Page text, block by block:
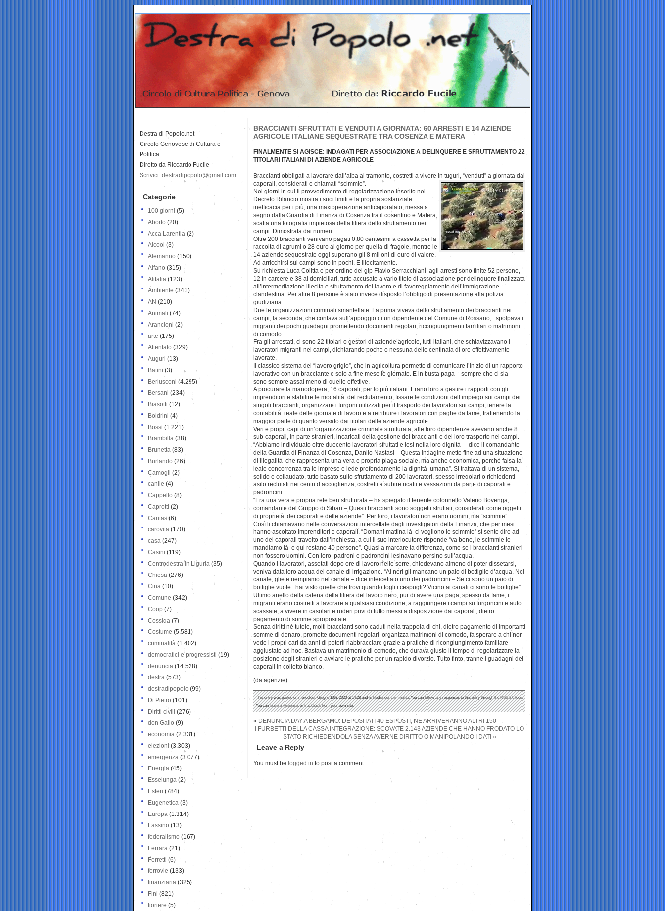
BRACCIANTI SFRUTTATI E VENDUTI A GIORNATA: 60 ARRESTI E 14 AZIENDE
AGRICOLE ITALIANE SEQUESTRATE TRA COSENZA E MATERA
FINALMENTE SI AGISCE: INDAGATI PER ASSOCIAZIONE A DELINQUERE E SFRUTTAMENTO 22
TITOLARI ITALIANI DI AZIENDE AGRICOLE
Braccianti obbligati a lavorare dall’alba al tramonto, costretti a vivere in tuguri, “venduti” a giornata dai
caporali, considerati e chiamati “scimmie”.
Nei giorni in cui il provvedimento di regolarizzazione inserito nel
Decreto Rilancio mostra i suoi limiti e la propria sostanziale
inefficacia per i più, una maxioperazione anticaporalato, messa a
segno dalla Guardia di Finanza di Cosenza fra il cosentino e Matera,
scatta una fotografia impietosa della filiera dello sfruttamento nei
campi. Dimostrata dai numeri.
Oltre 200 braccianti venivano pagati 0,80 centesimi a cassetta per la
raccolta di agrumi o 28 euro al giorno per quella di fragole, mentre le
14 aziende sequestrate oggi superano gli 8 milioni di euro di valore.
Ad arricchirsi sui campi sono in pochi. E illecitamente.
Su richiesta Luca Colitta e per ordine del gip Flavio Serracchiani, agli arresti sono finite 52 persone,
12 in carcere e 38 ai domiciliari, tutte accusate a vario titolo di associazione per delinquere finalizzata
all’intermediazione illecita e sfruttamento del lavoro e di favoreggiamento dell’immigrazione
clandestina. Per altre 8 persone è stato invece disposto l’obbligo di presentazione alla polizia
giudiziaria.
Due le organizzazioni criminali smantellate. La prima viveva dello sfruttamento dei braccianti nei
campi, la seconda, che contava sull’appoggio di un dipendente del Comune di Rossano, spolpava i
migranti dei pochi guadagni promettendo documenti regolari, ricongiungimenti familiari o matrimoni
di comodo.
Fra gli arrestati, ci sono 22 titolari o gestori di aziende agricole, tutti italiani, che schiavizzavano i
lavoratori migranti nei campi, dichiarando poche o nessuna delle centinaia di ore effettivamente
lavorate.
Il classico sistema del “lavoro grigio”, che in agricoltura permette di comunicare l’inizio di un rapporto
lavorativo con un bracciante e solo a fine mese le giornate. E in busta paga – sempre che ci sia –
sono sempre assai meno di quelle effettive.
A procurare la manodopera, 16 caporali, per lo più italiani. Erano loro a gestire i rapporti con gli
imprenditori e stabilire le modalità del reclutamento, fissare le condizioni dell’impiego sui campi dei
singoli braccianti, organizzare i furgoni utilizzati per il trasporto dei lavoratori sui campi, tenere la
contabilità reale delle giornate di lavoro e a retribuire i lavoratori con paghe da fame, trattenendo la
maggior parte di quanto versato dai titolari delle aziende agricole.
Veri e propri capi di un’organizzazione criminale strutturata, alle loro dipendenze avevano anche 8
sub-caporali, in parte stranieri, incaricati della gestione dei braccianti e del loro trasporto nei campi.
“Abbiamo individuato oltre duecento lavoratori sfruttati e lesi nella loro dignità – dice il comandante
della Guardia di Finanza di Cosenza, Danilo Nastasi – Questa indagine mette fine ad una situazione
di illegalità che rappresenta una vera e propria piaga sociale, ma anche economica, perchè falsa la
leale concorrenza tra le imprese e lede profondamente la dignità umana”. Si trattava di un sistema,
solido e collaudato, tutto basato sullo sfruttamento di 200 lavoratori, spesso irregolari o richiedenti
asilo reclutati nei centri d’accoglienza, costretti a subire ricatti e vessazioni da parte di caporali e
padroncini.
“Era una vera e propria rete ben strutturata – ha spiegato il tenente colonnello Valerio Bovenga,
comandante del Gruppo di Sibari – Questi braccianti sono soggetti sfruttati, considerati come oggetti
di proprietà dei caporali e delle aziende”. Per loro, i lavoratori non erano uomini, ma “scimmie”.
Così li chiamavano nelle conversazioni intercettate dagli investigatori della Finanza, che per mesi
hanno ascoltato imprenditori e caporali. “Domani mattina là ci vogliono le scimmie” si sente dire ad
uno dei caporali travolto dall’inchiesta, a cui il suo interlocutore risponde “va bene, le scimmie le
mandiamo là e qui restano 40 persone”. Quasi a marcare la differenza, come se i braccianti stranieri
non fossero uomini. Con loro, padroni e padroncini lesinavano persino sull’acqua.
Quando i lavoratori, assetati dopo ore di lavoro nelle serre, chiedevano almeno di poter dissetarsi,
veniva data loro acqua del canale di irrigazione. “Ai neri gli mancano un paio di bottiglie d’acqua. Nel
canale, gliele riempiamo nel canale – dice intercettato uno dei padroncini – Se ci sono un paio di
bottiglie vuote.. hai visto quelle che trovi quando togli i cespugli? Vicino ai canali ci sono le bottiglie”.
Ultimo anello della catena della filiera del lavoro nero, pur di avere una paga, spesso da fame, i
migranti erano costretti a lavorare a qualsiasi condizione, a raggiungere i campi su furgoncini e auto
scassate, a vivere in casolari e ruderi privi di tutto messi a disposizione dai caporali, dietro
pagamento di somme spropositate.
Senza diritti nè tutele, molti braccianti sono caduti nella trappola di chi, dietro pagamento di importanti
somme di denaro, promette documenti regolari, organizza matrimoni di comodo, fa sperare a chi non
vede i propri cari da anni di poterli riabbracciare grazie a pratiche di ricongiungimento familiare
aggiustate ad hoc. Bastava un matrimonio di comodo, che durava giusto il tempo di regolarizzare la
posizione degli stranieri e avviare le pratiche per un rapido divorzio. Tutto finto, tranne i guadagni dei
caporali in colletto bianco.
(da agenzie)
This entry was posted on mercoledì, Giugno 10th, 2020 at 14:28 and is filed undercriminalità. You can follow any responses to this entry through theRSS 2.0feed.
You canleave a response, ortrackbackfrom your own site.
« DENUNCIA DAY A BERGAMO: DEPOSITATI 40 ESPOSTI, NE ARRIVERANNO ALTRI 150
I FURBETTI DELLA CASSA INTEGRAZIONE: SCOVATE 2.143 AZIENDE CHE HANNO FRODATO LO
STATO RICHIEDENDOLA SENZA AVERNE DIRITTO O MANIPOLANDO I DATI »
Leave a Reply
You must be logged in to post a comment.
Destra di Popolo.net
Circolo Genovese di Cultura e
Politica
Diretto da Riccardo Fucile
Scrivici: destradipopolo@gmail.com
Categorie
100 giorni (5)
Aborto (20)
Acca Larentia (2)
Alcool (3)
Alemanno (150)
Alfano (315)
Alitalia (123)
Ambiente (341)
AN (210)
Animali (74)
Arancioni (2)
arte (175)
Attentato (329)
Auguri (13)
Batini (3)
Berlusconi (4.295)
Bersani (234)
Biasotti (12)
Boldrini (4)
Bossi (1.221)
Brambilla (38)
Brunetta (83)
Burlando (26)
Camogli (2)
canile (4)
Cappello (8)
Caprotti (2)
Caritas (6)
carovita (170)
casa (247)
Casini (119)
Centrodestra in Liguria (35)
Chiesa (276)
Cina (10)
Comune (342)
Coop (7)
Cossiga (7)
Costume (5.581)
criminalità (1.402)
democratici e progressisti (19)
denuncia (14.528)
destra (573)
destradipopolo (99)
Di Pietro (101)
Diritti civili (276)
don Gallo (9)
economia (2.331)
elezioni (3.303)
emergenza (3.077)
Energia (45)
Esselunga (2)
Esteri (784)
Eugenetica (3)
Europa (1.314)
Fassino (13)
federalismo (167)
Ferrara (21)
Ferretti (6)
ferrovie (133)
finanziaria (325)
Fini (821)
fioriere (5)